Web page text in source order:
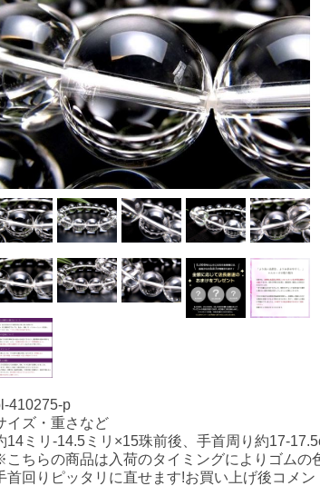
410275-p
イズ・重さなど
14ミリ-14.5ミリ×15珠前後、手首周り約17-
こちらの商品は入荷のタイミングによりゴムの
首回りピッタリに直せます!お買い上げ後コメ